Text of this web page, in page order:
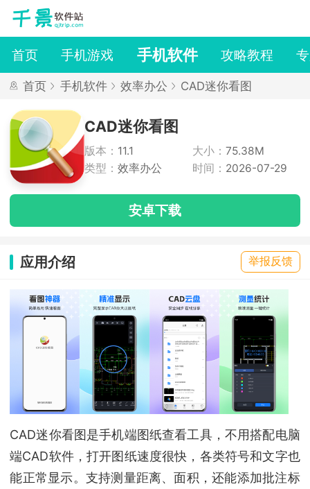
首页 手机游戏 手机软件 攻略教程
首页 手机软件 效率办公 CAD迷你看图
CAD迷你看图
版本： 11.1 大小： 75.38M
类型： 效率办公 时间： 2026-07-29
安卓下载
应用介绍 举报反馈
CAD迷你看图是手机端图纸查看工具，不用搭配电脑
端CAD软件，打开图纸速度很快，各类符号和文字也
能正常显示。支持测量距离、面积，还能添加批注标